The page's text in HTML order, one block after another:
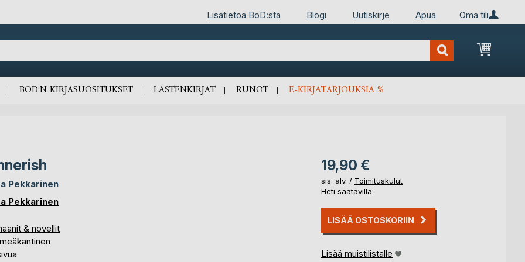
Oma tili
Lisätietoa BoD:sta Blogi Uutiskirje Apua
BOD:N KIRJASUOSITUKSET LASTENKIRJAT RUNOT E-KIRJATARJOUKSIA %
Pekkarinen
Pekkarinen
& novellit
19,90 €
sis. alv. / Toimituskulut
Heti saatavilla
LISÄÄ OSTOSKORIIN
Lisää muistilistalle